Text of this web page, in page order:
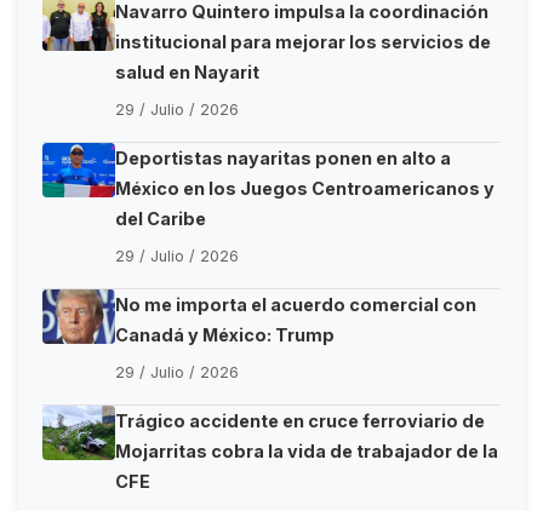
Navarro Quintero impulsa la coordinación
institucional para mejorar los servicios de
salud en Nayarit
29 / Julio / 2026
Deportistas nayaritas ponen en alto a
México en los Juegos Centroamericanos y
del Caribe
29 / Julio / 2026
No me importa el acuerdo comercial con
Canadá y México: Trump
29 / Julio / 2026
Trágico accidente en cruce ferroviario de
Mojarritas cobra la vida de trabajador de la
CFE